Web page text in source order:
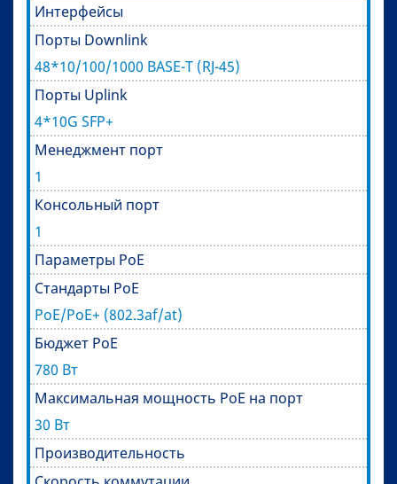
Интерфейсы
Порты Downlink
48*10/100/1000 BASE-T (RJ-45)
Порты Uplink
4*10G SFP+
Менеджмент порт
1
Консольный порт
1
Параметры PoE
Стандарты PoE
PoE/PoE+ (802.3af/at)
Бюджет PoE
780 Вт
Максимальная мощность PoE на порт
30 Вт
Производительность